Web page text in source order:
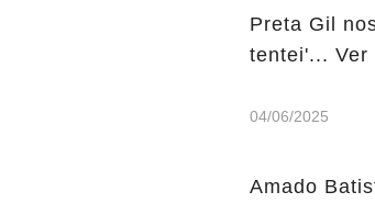
Preta Gil
tentei'... Ver
04/06/2025
Amado